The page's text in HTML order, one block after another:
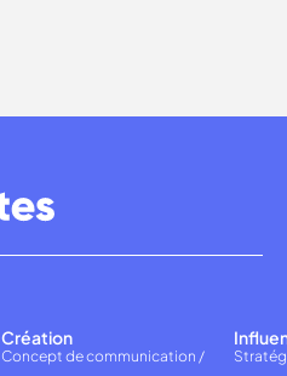
Création
Concept de communication /